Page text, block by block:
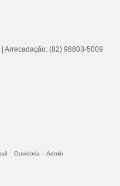
Arrecadação: (82) 98803-5009
Ouvidoria – Admin